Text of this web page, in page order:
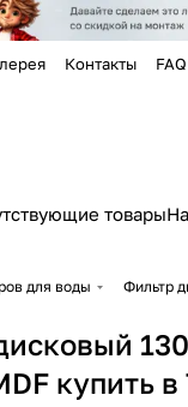
Контакты FAQ
товары
для воды Фильтр
купить